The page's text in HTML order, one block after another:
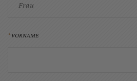
Frau
VORNAME